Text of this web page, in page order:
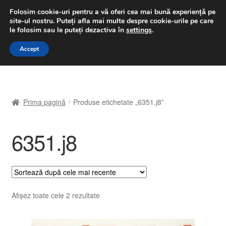
LIVRARE de la 33 lei
luni-vineri 9 a.m. - 4 p.m.031 229 6816
Sari
Sari
A lua legatura
Contul meu
Coș
Despre noi
Prima pagină Produse etichetate „6351.j8”
6351.j8
Afișez toate cele 2 rezultateSortat
Folosim cookie-uri pentru a vă oferi cea mai bună experiență pe
site-ul nostru. Puteți afla mai multe despre cookie-urile pe care
le folosim sau le puteți dezactiva în settings.
Accept